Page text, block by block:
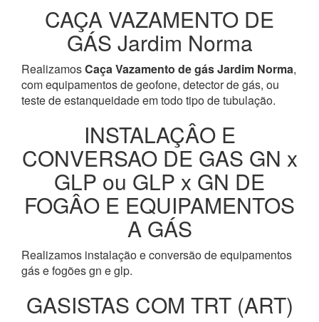
CAÇA VAZAMENTO DE
GÁS Jardim Norma
RealizamosCaça Vazamento de gás Jardim Norma,
com equipamentos de geofone, detector de gás, ou
teste de estanqueidade em todo tipo de tubulação.
INSTALAÇÂO E
CONVERSAO DE GAS GN x
GLP ou GLP x GN DE
FOGÂO E EQUIPAMENTOS
A GÁS
Realizamos instalação e conversão de equipamentos
gás e fogões gn e glp.
GASISTAS COM TRT (ART)